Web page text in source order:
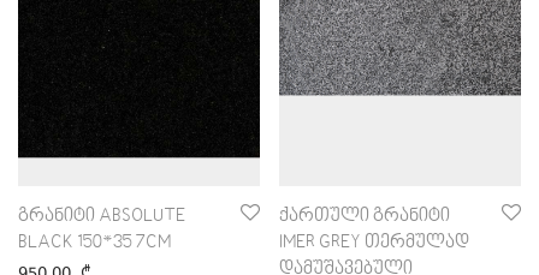
გრანიტი ABSOLUTE
BLACK 150*35 7CM
ქართული გრანიტი
IMER GREY თერმულად
დამუშავებული